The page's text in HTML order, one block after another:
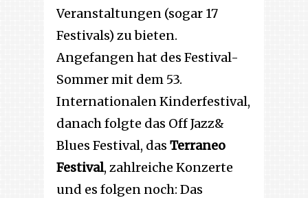
Veranstaltungen (sogar 17
Festivals) zu bieten.
Angefangen hat des Festival-
Sommer mit dem 53.
Internationalen Kinderfestival,
danach folgte das Off Jazz&
Blues Festival, das Terraneo
Festival, zahlreiche Konzerte
und es folgen noch: Das